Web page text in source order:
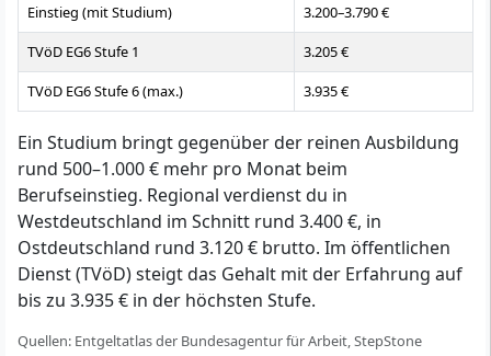
Einstieg (mit Studium)
3.200–3.790 €
TVöD EG6 Stufe 1
3.205 €
TVöD EG6 Stufe 6 (max.)
3.935 €
Ein Studium bringt gegenüber der reinen Ausbildung
rund 500–1.000 € mehr pro Monat beim
Berufseinstieg. Regional verdienst du in
Westdeutschland im Schnitt rund 3.400 €, in
Ostdeutschland rund 3.120 € brutto. Im öffentlichen
Dienst (TVöD) steigt das Gehalt mit der Erfahrung auf
bis zu 3.935 € in der höchsten Stufe.
Quellen: Entgeltatlas der Bundesagentur für Arbeit, StepStone